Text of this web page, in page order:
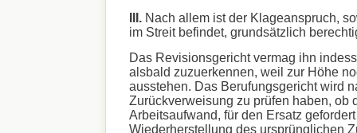
III.Nach allem ist der Klageanspruch,
im Streit befindet, grundsätzlich
Das Revisionsgericht vermag ihn
alsbald zuzuerkennen, weil zur Höhe
ausstehen. Das Berufungsgericht wird
Zurückverweisung zu prüfen haben, ob
Arbeitsaufwand, für den Ersatz
Wiederherstellung des ursprünglichen